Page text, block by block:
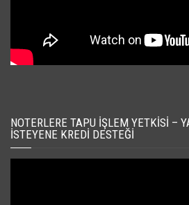
NOTERLERE TAPU İŞLEM YETKISI –
İSTEYENE KREDI DESTEĞI